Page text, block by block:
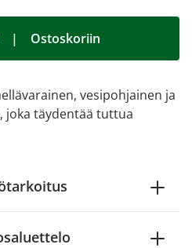
| Ostoskoriin
vesipohjainen ja
joka täydentää tuttua